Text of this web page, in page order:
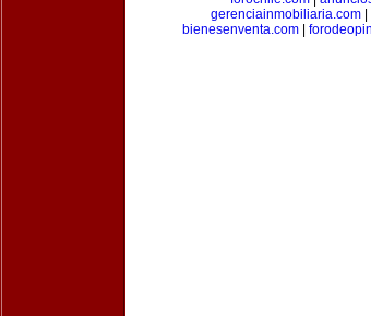
gerenciainmobiliaria.com
bienesenventa.com